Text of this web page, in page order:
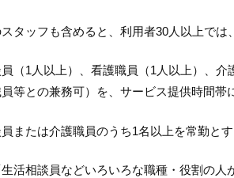
タッフも含めると、利用者30人以上では
員（1人以上）、看護職員（1人以上）、
員等との兼務可）を、サービス提供時間帯
員または介護職員のうち1名以上を常勤と
活相談員などいろいろな職種・役割の